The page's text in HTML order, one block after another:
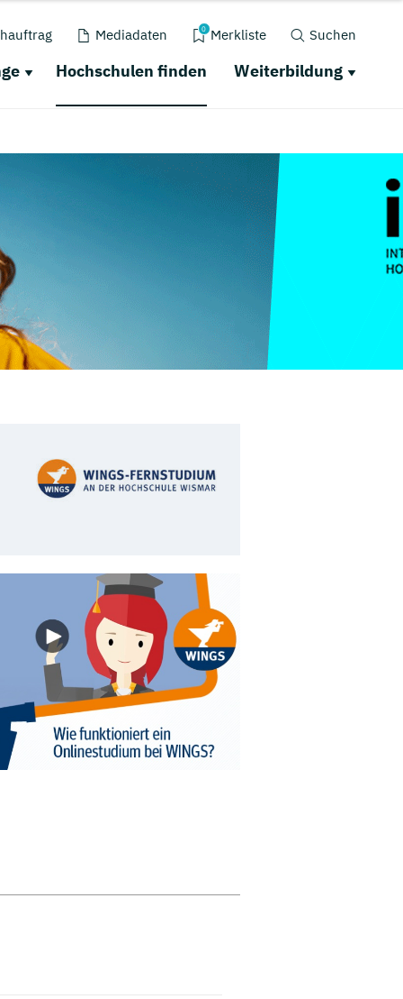
Mediadaten 0 Merkliste Suchen
Hochschulen finden Weiterbildung